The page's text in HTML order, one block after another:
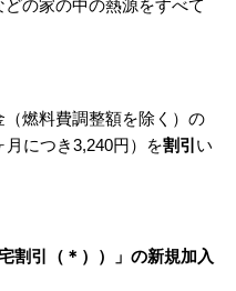
家の中の熱源をすべて
料費調整額を除く）の
月につき3,240円）を割引 い
割引（＊））」の新規加入